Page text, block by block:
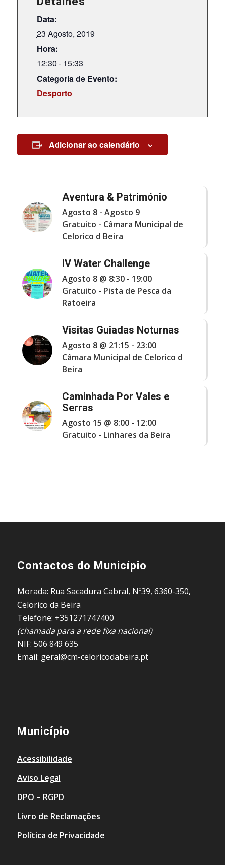
Data:
23 Agosto, 2019
Hora:
12:30 - 15:33
Categoria de Evento:
Desporto
Adicionar ao calendário
Aventura & Património
Agosto 8- Agosto 9
Gratuito - Câmara Municipal de
Celorico d Beira
IV Water Challenge
Agosto 8 @ 8:30- 19:00
Gratuito - Pista de Pesca da
Ratoeira
Visitas Guiadas Noturnas
Agosto 8 @ 21:15 - 23:00
Câmara Municipal de Celorico d
Beira
Caminhada Por Vales e
Serras
Agosto 15 @ 8:00- 12:00
Gratuito - Linhares da Beira
Contactos do Município
Morada: Rua Sacadura Cabral, Nº39, 6360-350,
Celorico da Beira
Telefone: +351271747400
(chamada para a rede fixa nacional)
NIF: 506 849 635
Email: geral@cm-celoricodabeira.pt
Município
Acessibilidade
Aviso Legal
DPO – RGPD
Livro de Reclamações
Política de Privacidade